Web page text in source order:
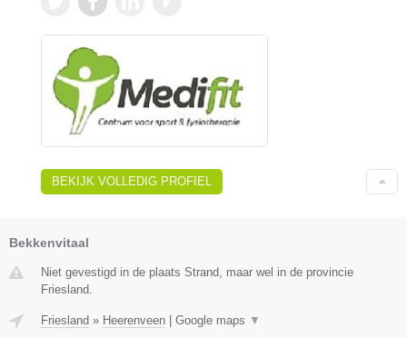
BEKIJK VOLLEDIG PROFIEL
Bekkenvitaal
Niet gevestigd in de plaats Strand, maar wel in de provincie
Friesland.
Friesland » Heerenveen Google maps ▼